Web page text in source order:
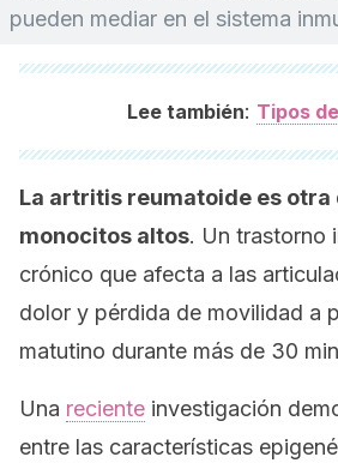
pueden mediar en el sistema
Lee también: Tipos
La artritis reumatoide es otra
monocitos altos. Un trastorno
crónico que afecta a las
dolor y pérdida de movilidad a
matutino durante más de 30
Una reciente investigación
entre las características